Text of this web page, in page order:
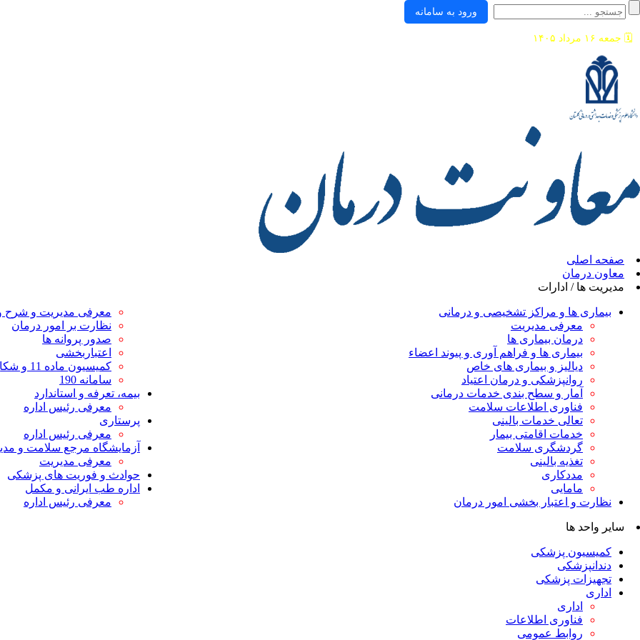
ورود به سامانه
🗓️ جمعه ۱۶ مرداد ۱۴۰۵
صفحه اصلی
معاون درمان
مدیریت ها / ادارات
بیماری ها و مراکز تشخیصی و درمانی
معرفی مدیریت
درمان بیماری ها
بیماری ها و فراهم آوری و پیوند اعضاء
دیالیز و بیماری های خاص
روانپزشکی و درمان اعتیاد
آمار و سطح بندی خدمات درمانی
فناوری اطلاعات سلامت
تعالی خدمات بالینی
خدمات اقامتی بیمار
گردشگری سلامت
تغذیه بالینی
مددکاری
مامایی
نظارت و اعتبار بخشی امور درمان
معرفی مدیریت و شرح
نظارت بر امور درمان
صدور پروانه ها
اعتباربخشی
کمیسیون ماده 11 و شکایات
سامانه 190
بیمه، تعرفه و استاندارد
معرفی رئیس اداره
پرستاری
معرفی رئیس اداره
آزمایشگاه مرجع سلامت و
معرفی مدیریت
حوادث و فوریت های پزشکی
اداره طب ایرانی و مکمل
معرفی رئیس اداره
سایر واحد ها
کمیسیون پزشکی
دندانپزشکی
تجهیزات پزشکی
اداری
اداری
فناوری اطلاعات
روابط عمومی